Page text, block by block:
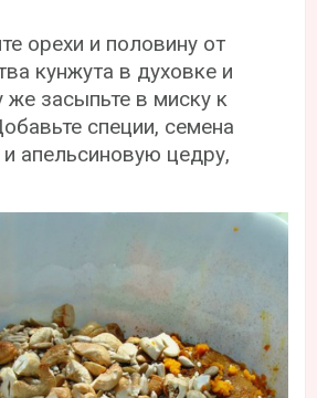
орехи и половину от
кунжута в духовке и
же засыпьте в миску к
специи, семена
апельсиновую цедру,